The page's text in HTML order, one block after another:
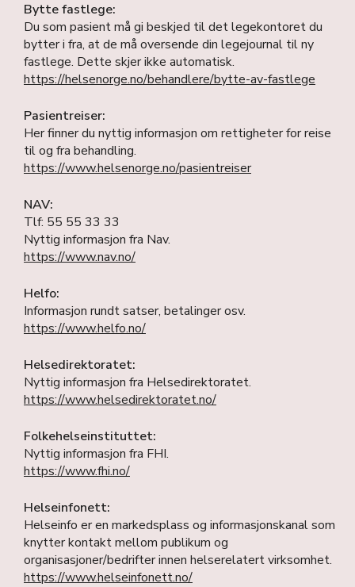
Bytte fastlege:
Du som pasient må gi beskjed til det legekontoret du
bytter i fra, at de må oversende din legejournal til ny
fastlege. Dette skjer ikke automatisk.
https://helsenorge.no/behandlere/bytte-av-fastlege
Pasientreiser:
Her finner du nyttig informasjon om rettigheter for reise
til og fra behandling.
https://www.helsenorge.no/pasientreiser
NAV:
Tlf: 55 55 33 33
Nyttig informasjon fra Nav.
https://www.nav.no/
Helfo:
Informasjon rundt satser, betalinger osv.
https://www.helfo.no/
Helsedirektoratet:
Nyttig informasjon fra Helsedirektoratet.
https://www.helsedirektoratet.no/
Folkehelseinstituttet:
Nyttig informasjon fra FHI.
https://www.fhi.no/
Helseinfonett:
Helseinfo er en markedsplass og informasjonskanal som
knytter kontakt mellom publikum og
organisasjoner/bedrifter innen helserelatert virksomhet.
https://www.helseinfonett.no/